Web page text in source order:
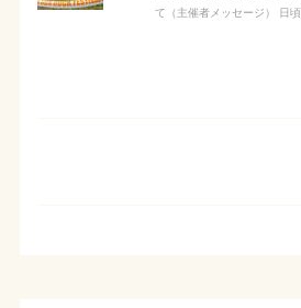
て（主催者メッセージ） 日